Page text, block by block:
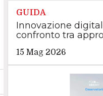
GUIDA
Innovazione
confronto tra
15 Mag 2026